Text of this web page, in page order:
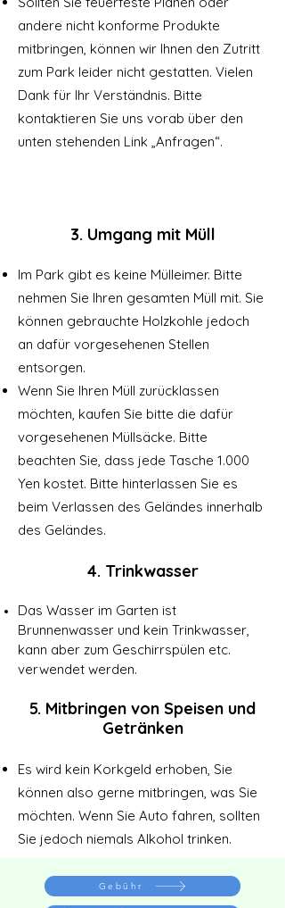
andere nicht konforme Produkte
mitbringen, können wir Ihnen den Zutritt
zum Park leider nicht gestatten. Vielen
Dank für Ihr Verständnis. Bitte
kontaktieren Sie uns vorab über den
unten stehenden Link „Anfragen“.
3. Umgang mit Müll
Im Park gibt es keine Mülleimer. Bitte
nehmen Sie Ihren gesamten Müll mit. Sie
können gebrauchte Holzkohle jedoch
an dafür vorgesehenen Stellen
entsorgen.
Wenn Sie Ihren Müll zurücklassen
möchten, kaufen Sie bitte die dafür
vorgesehenen Müllsäcke. Bitte
beachten Sie, dass jede Tasche 1.000
Yen kostet. Bitte hinterlassen Sie es
beim Verlassen des Geländes innerhalb
des Geländes.
4. Trinkwasser
Das Wasser im Garten ist
Brunnenwasser und kein Trinkwasser,
kann aber zum Geschirrspülen etc.
verwendet werden.
5. Mitbringen von Speisen und
Getränken
Es wird kein Korkgeld erhoben, Sie
können also gerne mitbringen, was Sie
möchten. Wenn Sie Auto fahren, sollten
Sie jedoch niemals Alkohol trinken.
Gebühr